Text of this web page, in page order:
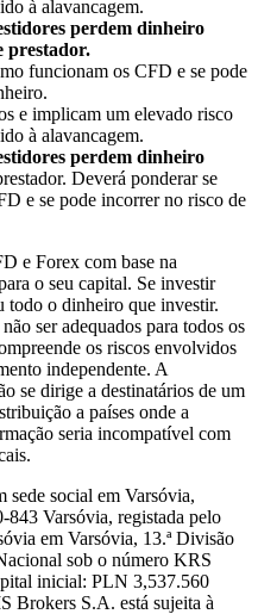
à alavancagem.
perdem dinheiro
prestador.
funcionam os CFD e se pode
e implicam um elevado risco
à alavancagem.
perdem dinheiro
Deverá ponderar se
e se pode incorrer no risco de
e Forex com base na
o seu capital. Se investir
todo o dinheiro que investir.
ser adequados para todos os
os riscos envolvidos
independente. A
se dirige a destinatários de um
a países onde a
seria incompatível com
social em Varsóvia,
Varsóvia, registada pelo
em Varsóvia, 13.ª Divisão
sob o número KRS
inicial: PLN 3,537.560
Brokers S.A. está sujeita à